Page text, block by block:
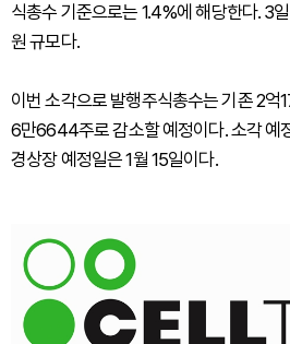
식총수 기준으로는 1.4%에 해당한다. 3
원 규모다.
이번 소각으로 발행주식총수는 기존 2
6만6644주로 감소할 예정이다. 소각 예
경상장 예정일은 1월 15일이다.